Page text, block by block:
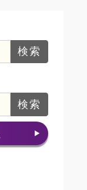
検索
検索